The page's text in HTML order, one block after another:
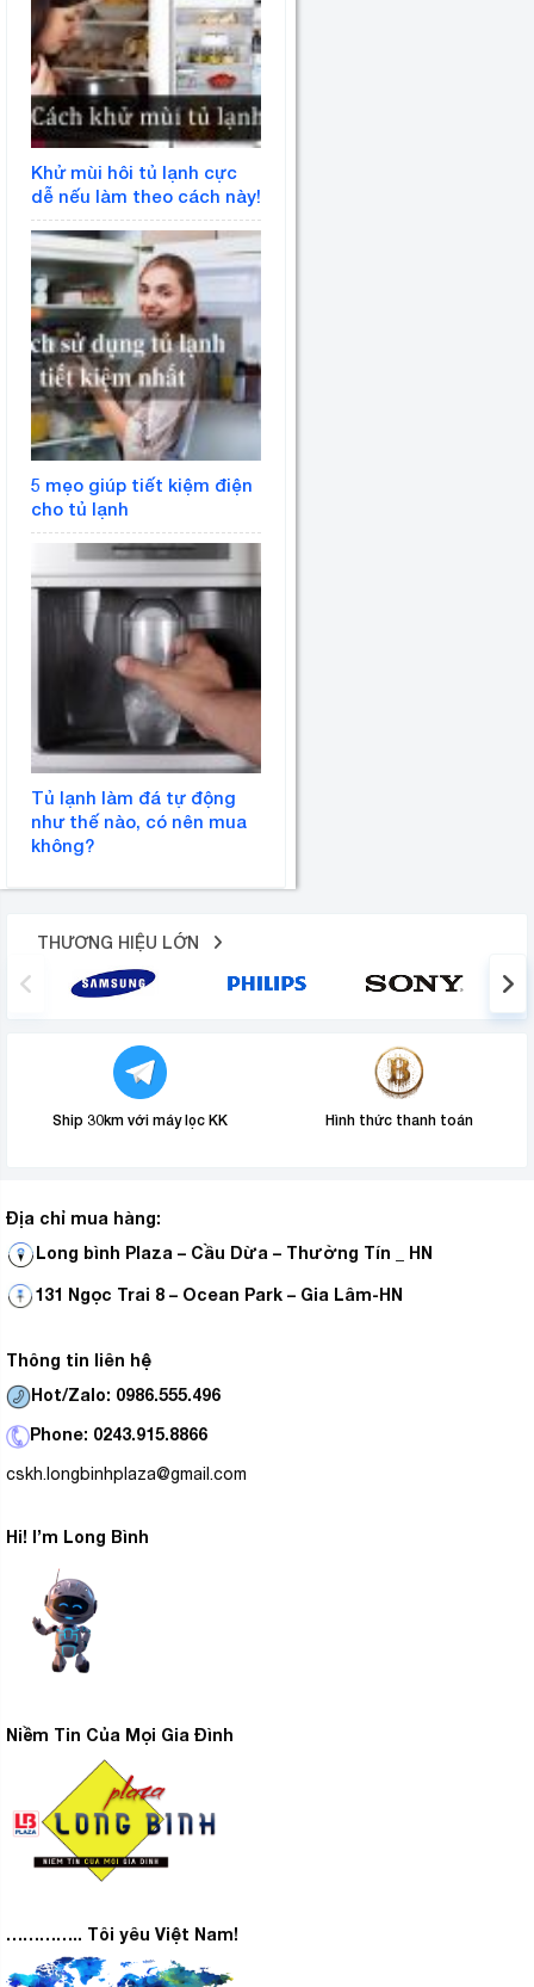
Khử mùi hôi tủ lạnh cực
dễ nếu làm theo cách này!
5 mẹo giúp tiết kiệm điện
cho tủ lạnh
Tủ lạnh làm đá tự động
như thế nào, có nên mua
không?
THƯƠNG HIỆU LỚN
Ship 30km với máy lọc KK Hình thức thanh toán
Địa chỉ mua hàng:
Long bình Plaza – Cầu Dừa – Thường Tín _ HN
131 Ngọc Trai 8 – Ocean Park – Gia Lâm-HN
Thông tin liên hệ
Hot/Zalo: 0986.555.496
Phone: 0243.915.8866
cskh.longbinhplaza@gmail.com
Hi! I’m Long Bình
Niềm Tin Của Mọi Gia Đình
………….. Tôi yêu Việt Nam!